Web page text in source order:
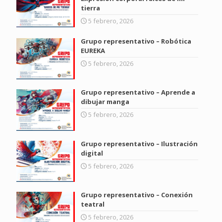
tierra
5 febrero, 2026
Grupo representativo – Robótica
EUREKA
5 febrero, 2026
Grupo representativo – Aprende a
dibujar manga
5 febrero, 2026
Grupo representativo – Ilustración
digital
5 febrero, 2026
Grupo representativo – Conexión
teatral
5 febrero, 2026